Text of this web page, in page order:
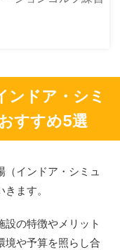
ンドア・シミ
すすめ5選
（インドア・シミュ
ます。
の特徴やメリット
境や予算を照らし合